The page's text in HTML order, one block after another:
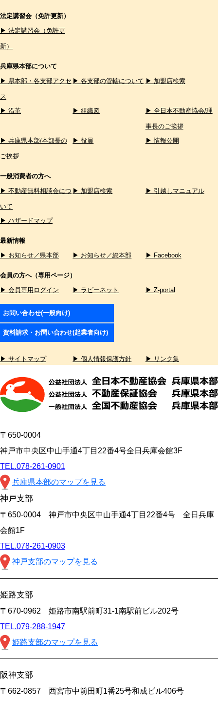
法定講習会（免許更新）
▶ 法定講習会（免許更
新）
兵庫県本部について
▶ 県本部・各支部アクセ
ス
▶ 各支部の管轄について ▶ 加盟店検索
▶ 沿革 ▶ 組織図 ▶ 全日本不動産協会/理
事長のご挨拶
▶ 兵庫県本部/本部長の
ご挨拶
▶ 役員 ▶ 情報公開
一般消費者の方へ
▶ 不動産無料相談会につ
いて
▶ 加盟店検索 ▶ 引越しマニュアル
▶ ハザードマップ
最新情報
▶ お知らせ／県本部
▶ お知らせ／総本部 ▶ Facebook
会員の方へ（専用ページ）
▶ 会員専用ログイン
▶ ラビーネット ▶ Z-portal
お問い合わせ(一般向け)
資料請求・お問い合わせ(起業者向け)
▶ サイトマップ ▶ 個人情報保護方針 ▶ リンク集
〒650-0004
神戸市中央区中山手通4丁目22番4号全日兵庫会館3F
TEL.078-261-0901
兵庫県本部のマップを見る
神戸支部
〒650-0004 神戸市中央区中山手通4丁目22番4号 全日兵庫
会館1F
TEL.078-261-0903
神戸支部のマップを見る
姫路支部
〒670-0962 姫路市南駅前町31-1南駅前ビル202号
TEL.079-288-1947
姫路支部のマップを見る
阪神支部
〒662-0857 西宮市中前田町1番25号和成ビル406号